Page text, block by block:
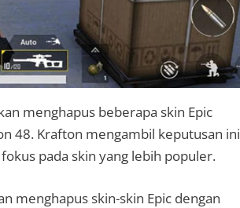
menghapus beberapa skin Epic
48. Krafton mengambil keputusan ini
pada skin yang lebih populer.
menghapus skin-skin Epic dengan